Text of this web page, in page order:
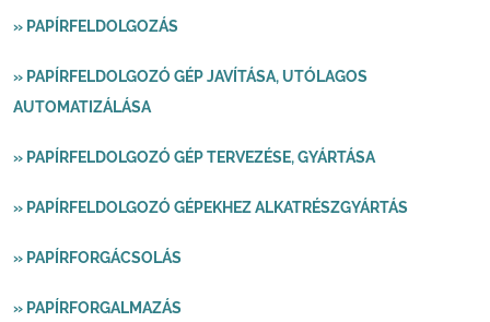
» PAPÍRFELDOLGOZÁS
» PAPÍRFELDOLGOZÓ GÉP JAVÍTÁSA, UTÓLAGOS
AUTOMATIZÁLÁSA
» PAPÍRFELDOLGOZÓ GÉP TERVEZÉSE, GYÁRTÁSA
» PAPÍRFELDOLGOZÓ GÉPEKHEZ ALKATRÉSZGYÁRTÁS
» PAPÍRFORGÁCSOLÁS
» PAPÍRFORGALMAZÁS